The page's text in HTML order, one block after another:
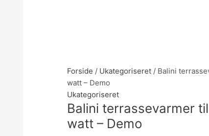
Forside / Ukategoriseret / Balini
watt – Demo
Ukategoriseret
Balini terrassevarmer
watt – Demo